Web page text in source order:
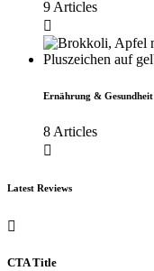
9 Articles
Ernährung & Gesundheit
8 Articles
Latest Reviews
CTA Title